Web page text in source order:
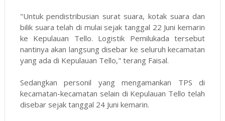
"Untuk pendistribusian surat suara, kotak suara dan
bilik suara telah di mulai sejak tanggal 22 Juni kemarin
ke Kepulauan Tello. Logistik Pemilukada tersebut
nantinya akan langsung disebar ke seluruh kecamatan
yang ada di Kepulauan Tello," terang Faisal.
Sedangkan personil yang mengamankan TPS di
kecamatan-kecamatan selain di Kepulauan Tello telah
disebar sejak tanggal 24 Juni kemarin.